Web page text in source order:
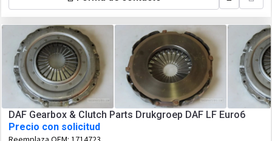
DAF Gearbox & Clutch Parts Drukgroep DAF LF Euro6
Precio con solicitud